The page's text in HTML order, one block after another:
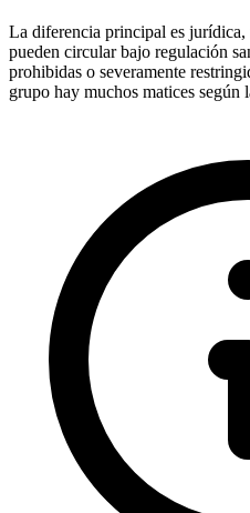
La diferencia principal es jurídica,
pueden circular bajo regulación
prohibidas o severamente
grupo hay muchos matices según